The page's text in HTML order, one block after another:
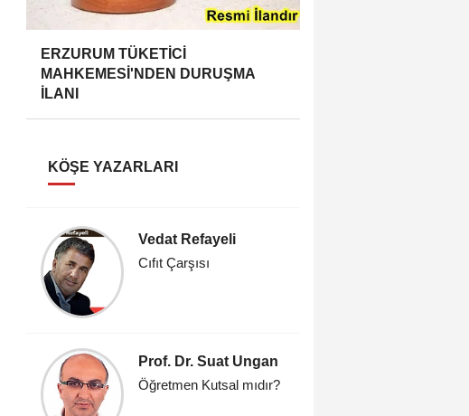
ERZURUM TÜKETİCİ
MAHKEMESİ'NDEN DURUŞMA
İLANI
KÖŞE YAZARLARI
Vedat Refayeli
Cıfıt Çarşısı
Prof. Dr. Suat Ungan
Öğretmen Kutsal mıdır?